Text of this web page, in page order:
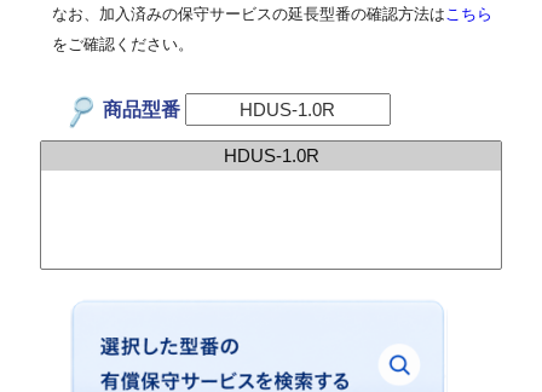
なお、加入済みの保守サービスの延長型番の確認方法は こちら
をご確認ください。
商品型番